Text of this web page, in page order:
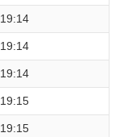
19:14
19:14
19:14
19:15
19:15